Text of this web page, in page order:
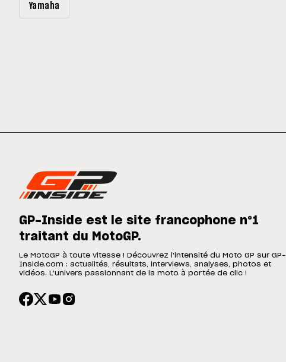
Yamaha
GP-Inside est le site francophone n°1
traitant du MotoGP.
Le MotoGP à toute vitesse ! Découvrez l'intensité du Moto GP sur GP-
Inside.com : actualités, résultats, interviews, analyses, photos et
vidéos. L'univers passionnant de la moto à portée de clic !